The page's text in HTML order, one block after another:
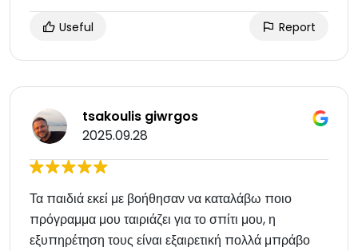
Useful Report
tsakoulis giwrgos
2025.09.28
Τα παιδιά εκεί με βοήθησαν να καταλάβω ποιο
πρόγραμμα μου ταιριάζει για το σπίτι μου, η
εξυπηρέτηση τους είναι εξαιρετική πολλά μπράβο